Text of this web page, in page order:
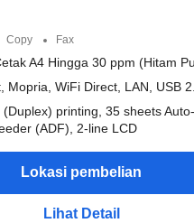
Copy Fax
A4 Hingga 30 ppm (Hitam
Mopria, WiFi Direct, LAN, USB
printing, 35 sheets Auto-
(ADF), 2-line LCD
Lokasi pembelian
Lihat Detail